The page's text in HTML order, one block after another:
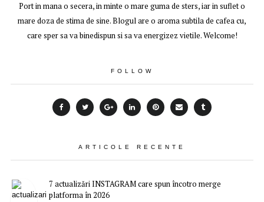
Port in mana o secera, in minte o mare guma de sters, iar in suflet o
mare doza de stima de sine. Blogul are o aroma subtila de cafea cu,
care sper sa va binedispun si sa va energizez vietile. Welcome!
FOLLOW
ARTICOLE RECENTE
7 actualizări INSTAGRAM care spun încotro merge
platforma în 2026